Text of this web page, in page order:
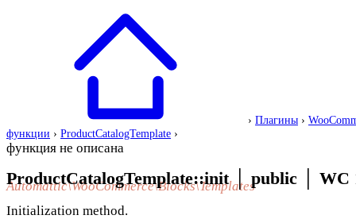
› Плагины ›
функции › ProductCatalogTemplate ›
функция не описана
Automattic\WooCommerce\Blocks\Templates
ProductCatalogTemplate::init│ public WC
Initialization method.